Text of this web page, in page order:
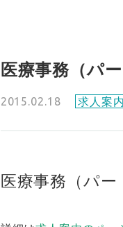
医療事務（パ
2015.02.18 求人案内
医療事務（パー